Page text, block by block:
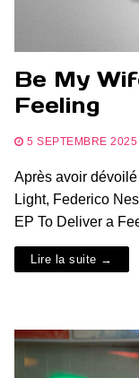
Be My
Feeling
5 SEPTEMBRE 2025
Après avoir
Light, Federico
EP To Deliver a
Lire la suite →